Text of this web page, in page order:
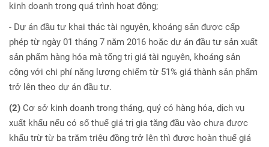
kinh doanh trong quá trình hoạt động;
- Dự án đầu tư khai thác tài nguyên, khoáng sản được cấp
phép từ ngày 01 tháng 7 năm 2016 hoặc dự án đầu tư sản xuất
sản phẩm hàng hóa mà tổng trị giá tài nguyên, khoáng sản
cộng với chi phí năng lượng chiếm từ 51% giá thành sản phẩm
trở lên theo dự án đầu tư.
(2) Cơ sở kinh doanh trong tháng, quý có hàng hóa, dịch vụ
xuất khẩu nếu có số thuế giá trị gia tăng đầu vào chưa được
khấu trừ từ ba trăm triệu đồng trở lên thì được hoàn thuế giá